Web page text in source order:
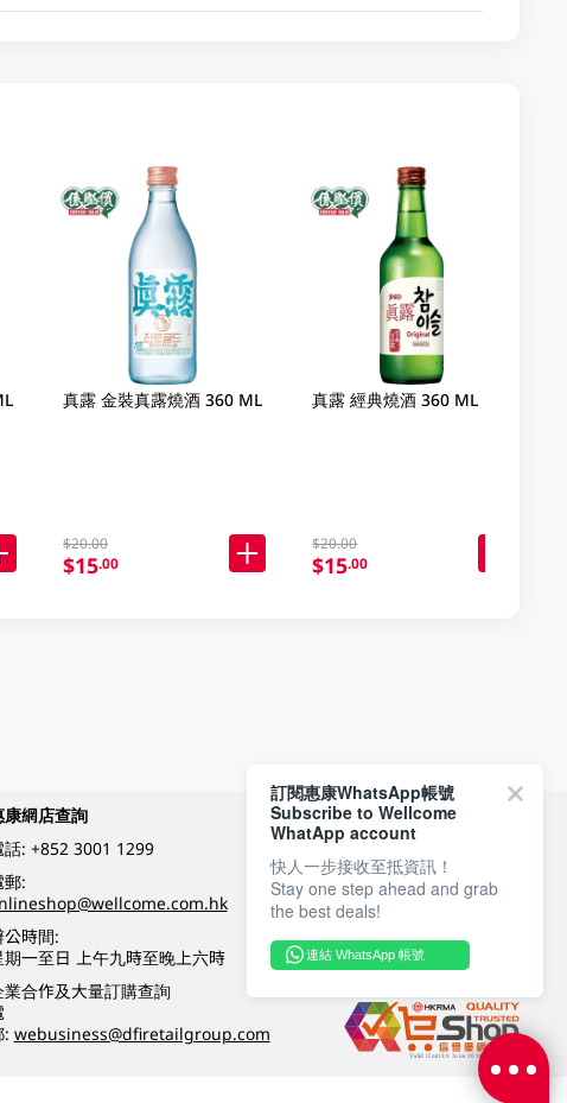
真露 金裝真露燒酒 360 ML
$20.00
$15.00
真露 經典燒酒 360 ML
$20.00
$15.00
康網店查詢
話: +852 3001 1299
郵:
公時間:
期一至日 上午九時至晚上六時
業合作及大量訂購查詢
: webusiness@dfiretailgroup.com
付款方式
關注我們
訂閱惠康WhatsApp帳號
Subscribe to Wellcome
WhatApp account
快人一步接收至抵資訊！
Stay one step ahead and grab
the best deals!
連結 WhatsApp 帳號